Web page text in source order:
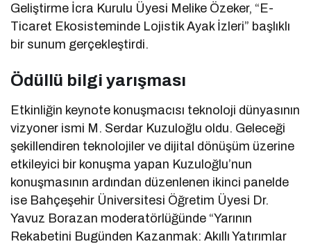
Geliştirme İcra Kurulu Üyesi Melike Özeker, “E-
Ticaret Ekosisteminde Lojistik Ayak İzleri” başlıklı
bir sunum gerçekleştirdi.
Ödüllü bilgi yarışması
Etkinliğin keynote konuşmacısı teknoloji dünyasının
vizyoner ismi M. Serdar Kuzuloğlu oldu. Geleceği
şekillendiren teknolojiler ve dijital dönüşüm üzerine
etkileyici bir konuşma yapan Kuzuloğlu’nun
konuşmasının ardından düzenlenen ikinci panelde
ise Bahçeşehir Üniversitesi Öğretim Üyesi Dr.
Yavuz Borazan moderatörlüğünde “Yarının
Rekabetini Bugünden Kazanmak: Akıllı Yatırımlar